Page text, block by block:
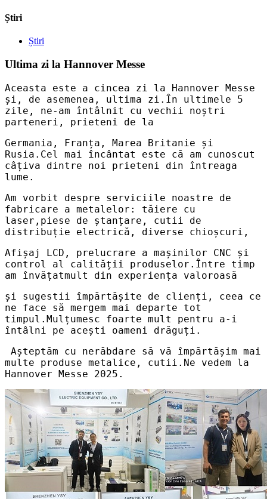
Știri
Știri
Ultima zi la Hannover Messe
Aceasta este a cincea zi la Hannover Messe
și, de asemenea, ultima zi.În ultimele 5
zile, ne-am întâlnit cu vechii noștri
parteneri, prieteni de la
Germania, Franța, Marea Britanie și
Rusia. Cel mai încântat este că am cunoscut
câțiva dintre noi prieteni din întreaga
lume.
Am vorbit despre serviciile noastre de
fabricare a metalelor: tăiere cu
laser, piese de ștanțare, cutii de
distribuție electrică, diverse chioșcuri,
Afișaj LCD, prelucrare a mașinilor CNC și
control al calității produselor.Între timp
am învățatmult din experiența valoroasă
și sugestii împărtășite de clienți, ceea ce
ne face să mergem mai departe tot
timpul.Mulțumesc foarte mult pentru a-i
întâlni pe acești oameni drăguți.
Așteptăm cu nerăbdare să vă împărtășim mai
multe produse metalice, cutii.Ne vedem la
Hannover Messe 2025.